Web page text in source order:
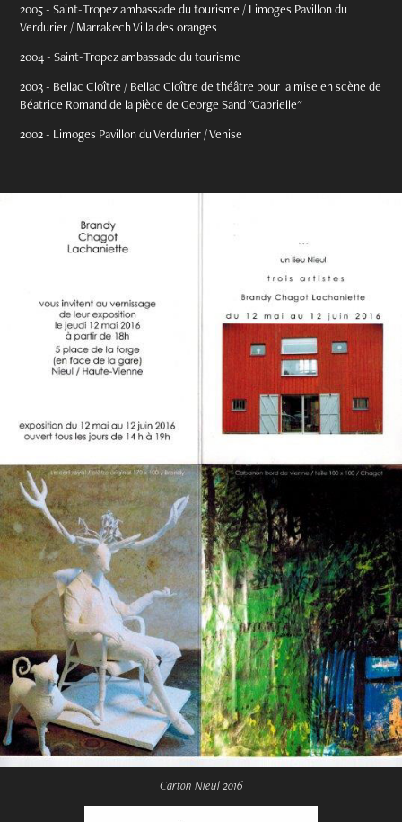
2005 - Saint-Tropez ambassade du tourisme / Limoges Pavillon du
Verdurier / Marrakech Villa des oranges
2004 - Saint-Tropez ambassade du tourisme
2003 - Bellac Cloître / Bellac Cloître de théâtre pour la mise en scène de
Béatrice Romand de la pièce de George Sand "Gabrielle"
2002 - Limoges Pavillon du Verdurier / Venise
Carton Nieul 2016